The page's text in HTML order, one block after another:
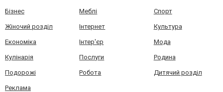
Бізнес Меблі Спорт
Жіночий розділ Інтернет Культура
Економіка Інтер'єр Мода
Кулінарія Послуги Родина
Подорожі Робота Дитячий розділ
Реклама